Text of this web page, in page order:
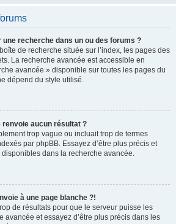
recherche dans un ou des forums ?
de recherche située sur l’index, les pages des
La recherche avancée est accessible en
avancée » disponible sur toutes les pages du
dépend du style utilisé.
renvoie aucun résultat ?
trop vague ou incluait trop de termes
par phpBB. Essayez d’être plus précis et
disponibles dans la recherche avancée.
à une page blanche ?!
de résultats pour que le serveur puisse les
avancée et essayez d’être plus précis dans les